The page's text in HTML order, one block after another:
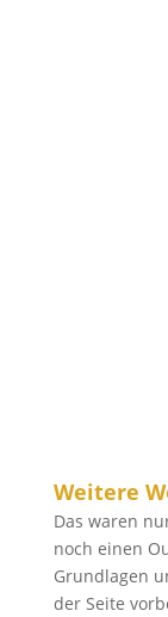
Weitere
Das waren
noch einen
Grundlagen
der Seite